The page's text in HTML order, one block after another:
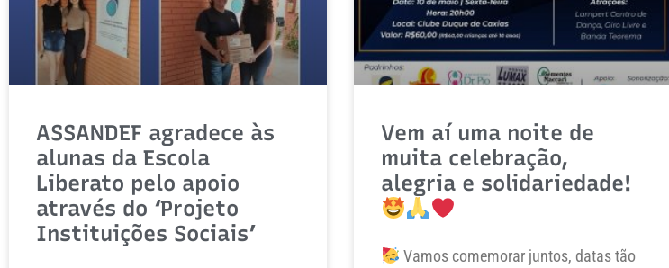
ASSANDEF agradece às
alunas da Escola
Liberato pelo apoio
através do ‘Projeto
Instituições Sociais’
Vem aí uma noite de
muita celebração,
alegria e solidariedade!
Vamos comemorar juntos, datas tão